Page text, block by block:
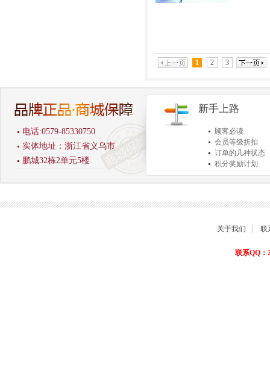
1 2 3
电话:0579-85330750
实体地址：浙江省义乌市
鹏城32栋2单元5楼
新手上路
顾客必读
会员等级折扣
订单的几种状态
积分奖励计划
商品退货保障
关于我们 联
联系QQ：